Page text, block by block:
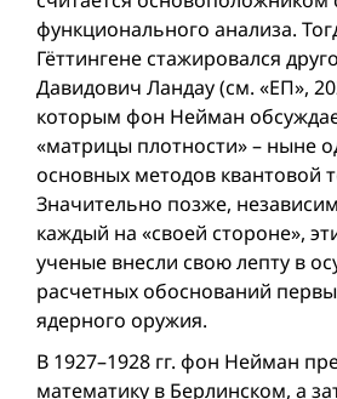
функционального анализа.
Гёттингене стажировался
Давидович Ландау (см. «ЕП»,
которым фон Нейман
«матрицы плотности» – ныне
основных методов квантовой
Значительно позже,
каждый на «своей стороне»,
ученые внесли свою лепту в
расчетных обоснований
ядерного оружия.
В 1927–1928 гг. фон Нейман
математику в Берлинском, а